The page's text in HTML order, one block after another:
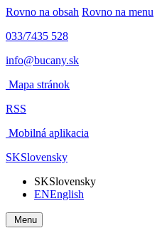
Rovno na obsah Rovno na menu
033/7435 528
info@bucany.sk
Mapa stránok
RSS
Mobilná aplikacia
SKSlovensky
SKSlovensky
ENEnglish
Menu